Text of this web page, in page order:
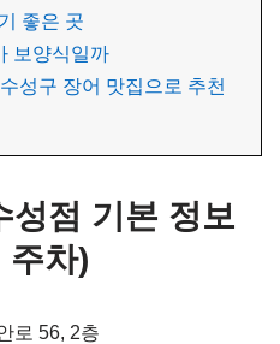
좋은 곳
보양식일까
성구 장어 맛집으로 추천
성점 기본 정보
주차)
로 56, 2층